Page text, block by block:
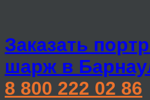
Заказать
шарж в
8 800 222 02 86